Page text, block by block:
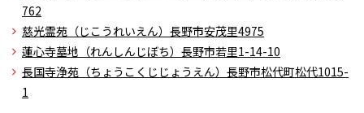
762
慈光霊苑（じこうれいえん） 長野市安茂里4975
蓮心寺墓地（れんしんじぼち） 長野市若里1-14-10
長国寺浄苑（ちょうこくじじょうえん） 長野市松代町松代1015-
1